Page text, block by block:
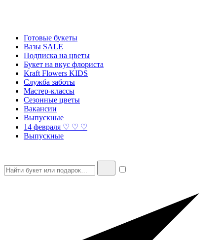
Готовые букеты
Вазы SALE
Подписка на цветы
Букет на вкус флориста
Kraft Flowers KIDS
Служба заботы
Мастер-классы
Сезонные цветы
Вакансии
Выпускные
14 февраля ♡ ♡ ♡
Выпускные